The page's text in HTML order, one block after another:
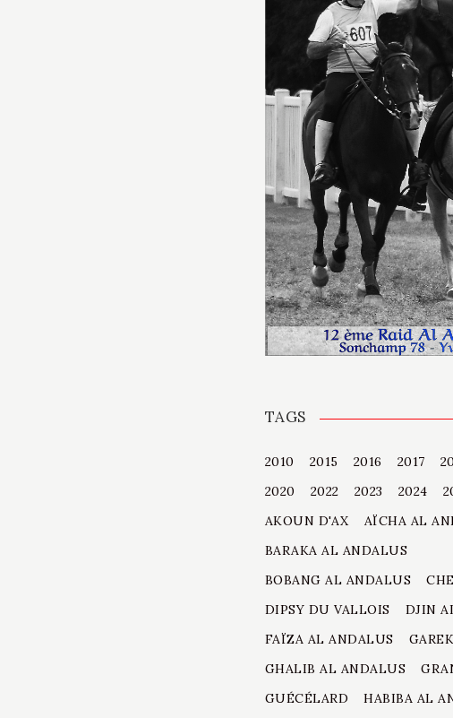
TAGS
2010 2015 2016 2017
2020
2022 2023 2024
AKOUN D'AX
AÏCHA AL
BARAKA AL ANDALUS
BOBANG AL ANDALUS
DIPSY DU VALLOIS
DJIN
FAÏZA AL ANDALUS
GHALIB AL ANDALUS
GUÉCÉLARD
HABIBA AL